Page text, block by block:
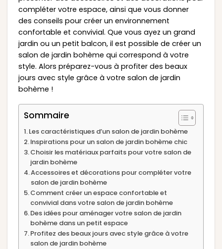
compléter votre espace, ainsi que vous donner
des conseils pour créer un environnement
confortable et convivial. Que vous ayez un grand
jardin ou un petit balcon, il est possible de créer un
salon de jardin bohème qui correspond à votre
style. Alors préparez-vous à profiter des beaux
jours avec style grâce à votre salon de jardin
bohème !
Sommaire
Les caractéristiques d’un salon de jardin bohème
Inspirations pour un salon de jardin bohème chic
Choisir les matériaux parfaits pour votre salon de
jardin bohème
Accessoires et décorations pour compléter votre
salon de jardin bohème
Comment créer un espace confortable et
convivial dans votre salon de jardin bohème
Des idées pour aménager votre salon de jardin
bohème dans un petit espace
Profitez des beaux jours avec style grâce à votre
salon de jardin bohème